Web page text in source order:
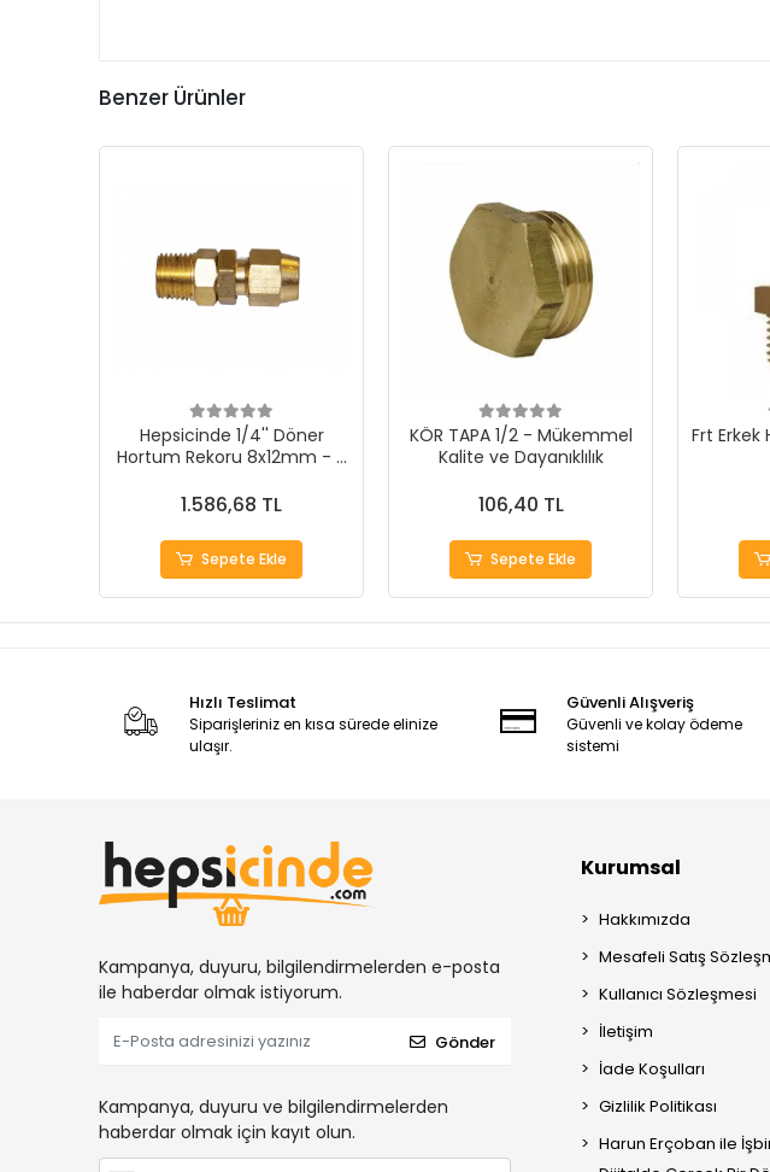
Benzer Ürünler
Hepsicinde 1/4'' Döner
Hortum Rekoru 8x12mm - 5
1.586,68 TL
Sepete Ekle
KÖR TAPA 1/2 - Mükemmel
Kalite ve Dayanıklılık
106,40 TL
Sepete Ekle
Frt Erkek
Hızlı Teslimat
Siparişleriniz en kısa sürede elinize
ulaşır.
Güvenli Alışveriş
Güvenli ve kolay ödeme
sistemi
Kampanya, duyuru, bilgilendirmelerden e-posta
ile haberdar olmak istiyorum.
Gönder
Kampanya, duyuru ve bilgilendirmelerden
haberdar olmak için kayıt olun.
Kurumsal
Hakkımızda
Mesafeli Satış
Kullanıcı Sözleşmesi
İletişim
İade Koşulları
Gizlilik Politikası
Harun Erçoban ile